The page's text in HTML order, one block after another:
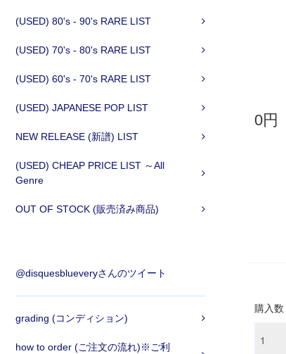
(USED) 80's - 90's RARE LIST
(USED) 70's - 80's RARE LIST
(USED) 60's - 70's RARE LIST
(USED) JAPANESE POP LIST
NEW RELEASE (新譜) LIST
(USED) CHEAP PRICE LIST ～All
Genre
OUT OF STOCK (販売済み商品)
@disquesblueveryさんのツイート
grading (コンディション)
how to order (ご注文の流れ)※ご利
0円
購入数